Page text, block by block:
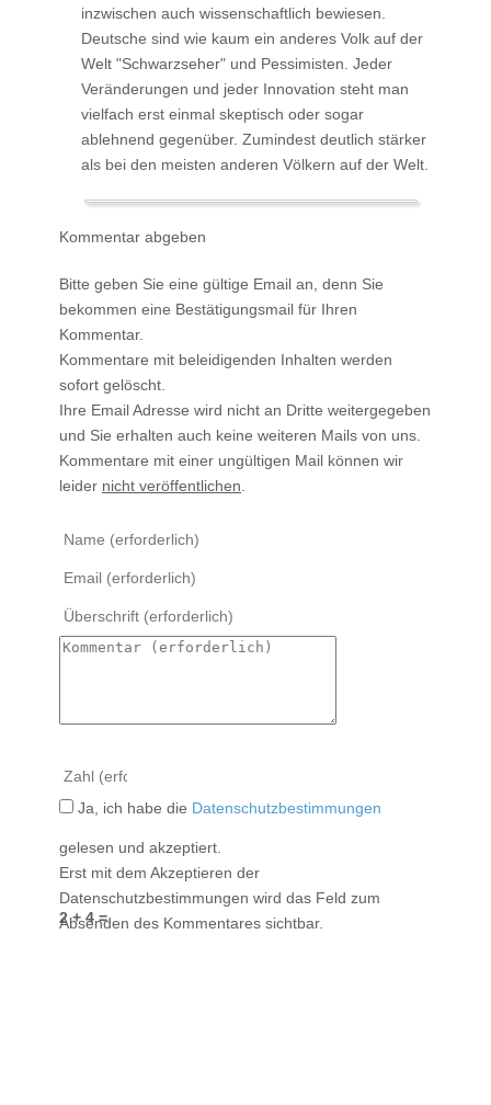
inzwischen auch wissenschaftlich bewiesen.
Deutsche sind wie kaum ein anderes Volk auf der
Welt "Schwarzseher" und Pessimisten. Jeder
Veränderungen und jeder Innovation steht man
vielfach erst einmal skeptisch oder sogar
ablehnend gegenüber. Zumindest deutlich stärker
als bei den meisten anderen Völkern auf der Welt.
Kommentar abgeben
Bitte geben Sie eine gültige Email an, denn Sie
bekommen eine Bestätigungsmail für Ihren
Kommentar.
Kommentare mit beleidigenden Inhalten werden
sofort gelöscht.
Ihre Email Adresse wird nicht an Dritte weitergegeben
und Sie erhalten auch keine weiteren Mails von uns.
Kommentare mit einer ungültigen Mail können wir
leider nicht veröffentlichen
2 + 4 =
Ja, ich habe die Datenschutzbestimmungen
gelesen und akzeptiert.
Erst mit dem Akzeptieren der
Datenschutzbestimmungen wird das Feld zum
Absenden des Kommentares sichtbar.